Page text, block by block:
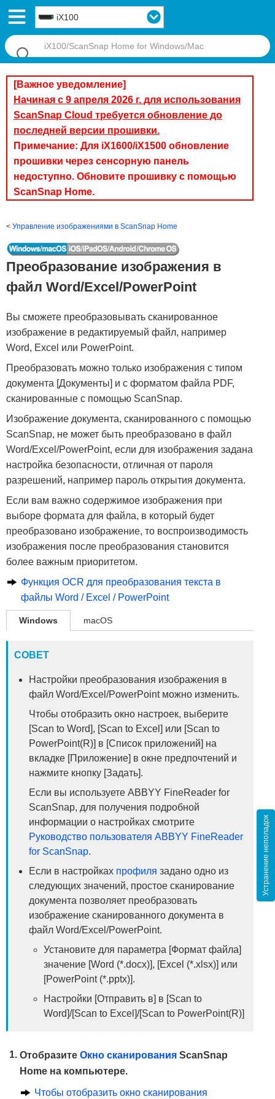
iX100
[Важное уведомление]
Начиная с 9 апреля 2026 г. для использования
ScanSnap Cloud требуется обновление до
последней версии прошивки.
Примечание: Для iX1600/iX1500 обновление
прошивки через сенсорную панель
недоступно. Обновите прошивку с помощью
ScanSnap Home.
Управление изображениями в ScanSnap Home
Преобразование изображения в
файл Word/Excel/PowerPoint
Вы сможете преобразовывать сканированное
изображение в редактируемый файл, например
Word, Excel или PowerPoint.
Преобразовать можно только изображения с типом
документа [Документы] и с форматом файла PDF,
сканированные с помощью ScanSnap.
Изображение документа, сканированного с помощью
ScanSnap, не может быть преобразовано в файл
Word/Excel/PowerPoint, если для изображения задана
настройка безопасности, отличная от пароля
разрешений, например пароль открытия документа.
Если вам важно содержимое изображения при
выборе формата для файла, в который будет
преобразовано изображение, то воспроизводимость
изображения после преобразования становится
более важным приоритетом.
Функция OCR для преобразования текста в
файлы Word / Excel / PowerPoint
Windows
СОВЕТ
Настройки преобразования изображения в
файл Word/Excel/PowerPoint можно изменить.
Чтобы отобразить окно настроек, выберите
[Scan to Word], [Scan to Excel] или [Scan to
PowerPoint(R)] в [Список приложений] на
вкладке [Приложение] в окне предпочтений и
нажмите кнопку [Задать].
Если вы используете ABBYY FineReader for
ScanSnap, для получения подробной
информации о настройках смотрите
Руководство пользователя ABBYY FineReader
for ScanSnap.
Если в настройках профиля задано одно из
следующих значений, простое сканирование
документа позволяет преобразовать
изображение сканированного документа в
файл Word/Excel/PowerPoint.
Установите для параметра [Формат файла]
значение [Word (*.docx)], [Excel (*.xlsx)] или
[PowerPoint (*.pptx)].
Настройки [Отправить в] в [Scan to
Word]/[Scan to Excel]/[Scan to PowerPoint(R)]
Отобразите Окно сканирования ScanSnap
Home на компьютере.
Чтобы отобразить окно сканирования
macOS
Устранение неполадок